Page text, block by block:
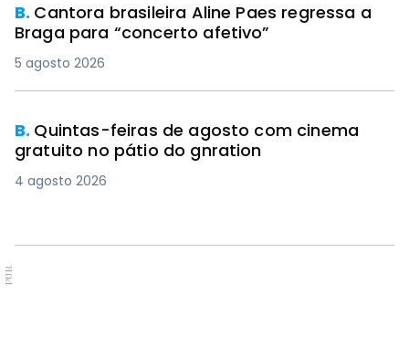
B. Cantora brasileira Aline Paes regressa a
Braga para “concerto afetivo”
5 agosto 2026
B. Quintas-feiras de agosto com cinema
gratuito no pátio do gnration
4 agosto 2026
PUB.